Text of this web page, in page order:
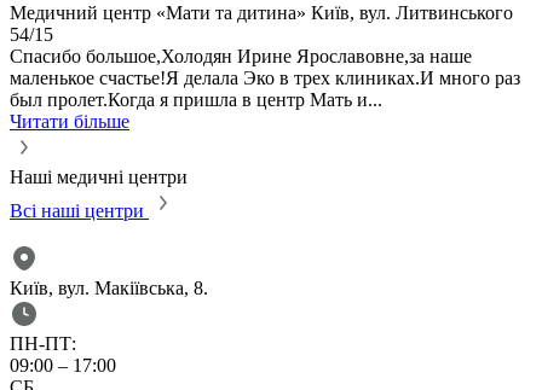
Медичний центр «Мати та дитина» Київ, вул. Литвинського
54/15
Спасибо большое,Холодян Ирине Ярославовне,за наше
маленькое счастье!Я делала Эко в трех клиниках.И много раз
был пролет.Когда я пришла в центр Мать и...
Читати більше
Наші медичні центри
Всі наші центри
Київ, вул. Макіївська, 8.
ПН-ПТ:
09:00 – 17:00